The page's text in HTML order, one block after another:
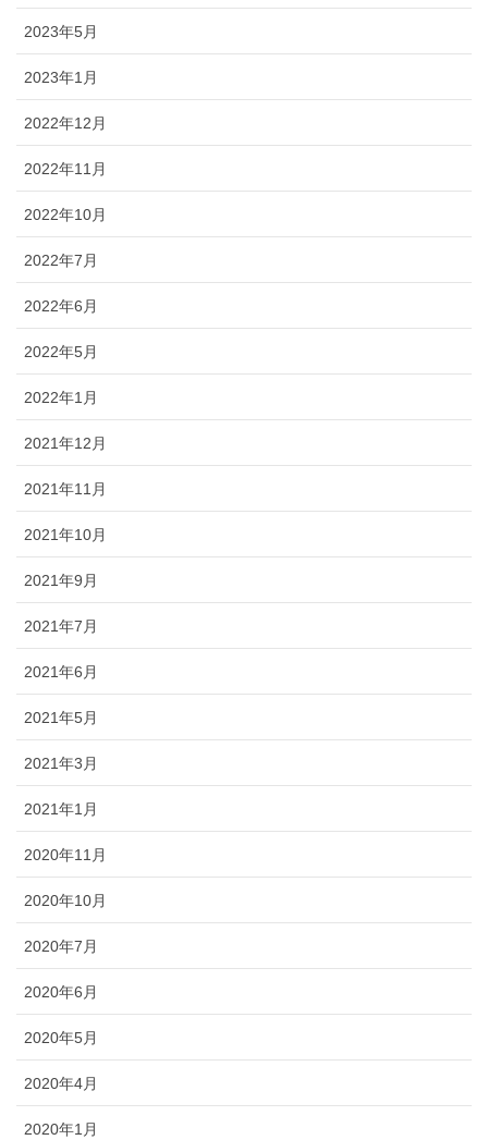
2023年5月
2023年1月
2022年12月
2022年11月
2022年10月
2022年7月
2022年6月
2022年5月
2022年1月
2021年12月
2021年11月
2021年10月
2021年9月
2021年7月
2021年6月
2021年5月
2021年3月
2021年1月
2020年11月
2020年10月
2020年7月
2020年6月
2020年5月
2020年4月
2020年1月